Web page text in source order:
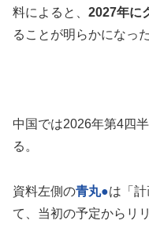
料によると、 2027年に
ることが明らかになった
中国では2026年第4四
る。
資料左側の青丸●は「
て、当初の予定からリ